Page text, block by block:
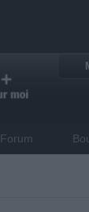
Forum